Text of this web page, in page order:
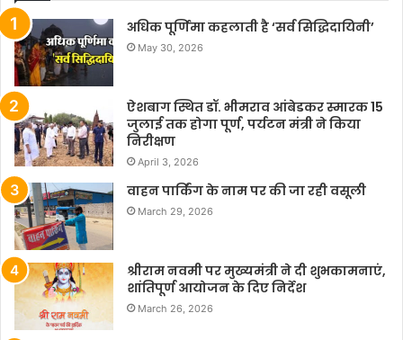
अधिक पूर्णिमा कहलाती है ‘सर्व सिद्धिदायिनी’
May 30, 2026
ऐशबाग स्थित डॉ. भीमराव आंबेडकर स्मारक 15
जुलाई तक होगा पूर्ण, पर्यटन मंत्री ने किया
निरीक्षण
April 3, 2026
वाहन पार्किंग के नाम पर की जा रही वसूली
March 29, 2026
श्रीराम नवमी पर मुख्यमंत्री ने दी शुभकामनाएं,
शांतिपूर्ण आयोजन के दिए निर्देश
March 26, 2026